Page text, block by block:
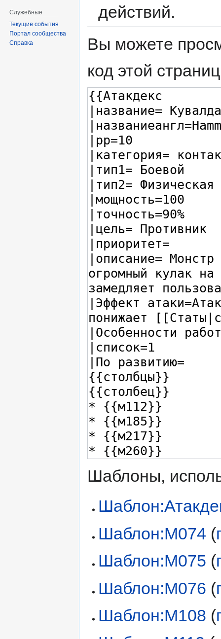
действий.
Вы можете
код этой
Шаблоны,
Шаблон:М074 (
Шаблон:М075 (
Шаблон:М076 (
Шаблон:М108 (
Служебные
Текущие события
Портал сообщества
Справка